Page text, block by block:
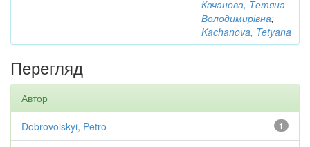
Качанова, Тетяна
Володимирівна;
Kachanova, Tetyana
Перегляд
Автор
1
Dobrovolskyi, Petro